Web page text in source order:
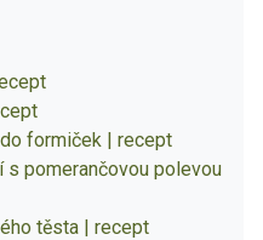
formiček | recept
s pomerančovou polevou
těsta | recept